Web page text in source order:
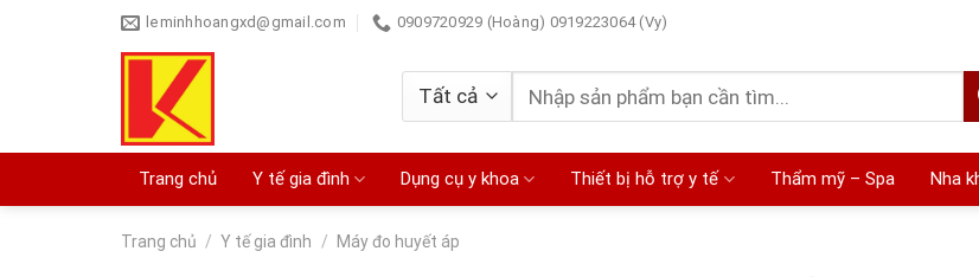
leminhhoangxd@gmail.com 0909720929 (Hoàng) 0919223064 (Vy)
Tìm
kiếm:
Trang chủ Y tế gia đình Dụng cụ y khoa Thiết bị hỗ trợ y tế Thẩm mỹ – Spa Nha
Trang chủ / Y tế gia đình / Máy đo huyết áp